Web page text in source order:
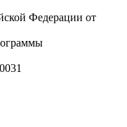
Федерации от